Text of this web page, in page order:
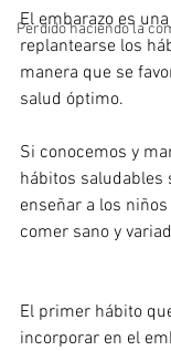
Perdido haciendo la
El embarazo es
replantearse los
manera que se
salud óptimo.
Si conocemos y
hábitos saludables
enseñar a los
comer sano y
El primer hábito
incorporar en el